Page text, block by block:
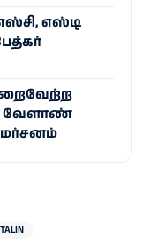
எஸ்டி
வேளாண்